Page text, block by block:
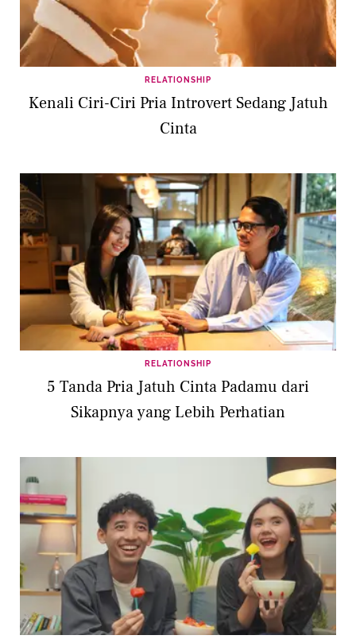
RELATIONSHIP
Kenali Ciri-Ciri Pria Introvert Sedang Jatuh
Cinta
RELATIONSHIP
5 Tanda Pria Jatuh Cinta Padamu dari
Sikapnya yang Lebih Perhatian